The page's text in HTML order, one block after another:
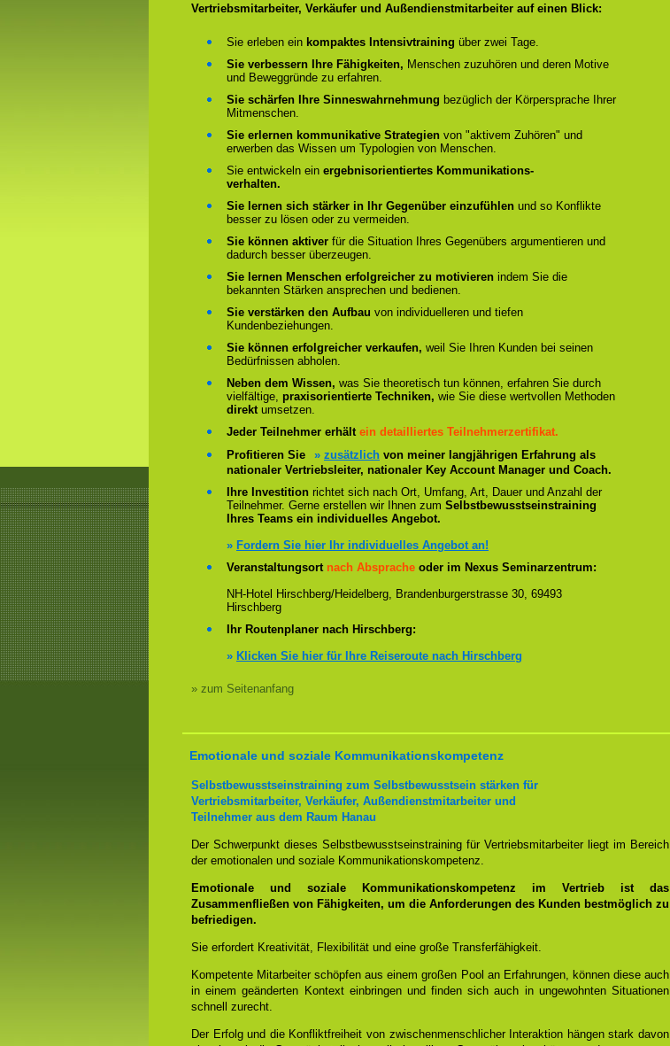
Vertriebsmitarbeiter, Verkäufer und Außendienstmitarbeiter auf einen Blick:
Sie erleben ein kompaktes Intensivtraining über zwei Tage.
Sie verbessern Ihre Fähigkeiten, Menschen zuzuhören und deren Motive
und Beweggründe zu erfahren.
Sie schärfen Ihre Sinneswahrnehmung bezüglich der Körpersprache Ihrer
Mitmenschen.
Sie erlernen kommunikative Strategien von "aktivem Zuhören" und
erwerben das Wissen um Typologien von Menschen.
Sie entwickeln ein ergebnisorientiertes Kommunikations-
verhalten.
Sie lernen sich stärker in Ihr Gegenüber einzufühlen und so Konflikte
besser zu lösen oder zu vermeiden.
Sie können aktiver für die Situation Ihres Gegenübers argumentieren und
dadurch besser überzeugen.
Sie lernen Menschen erfolgreicher zu motivieren indem Sie die
bekannten Stärken ansprechen und bedienen.
Sie verstärken den Aufbau von individuelleren und tiefen
Kundenbeziehungen.
Sie können erfolgreicher verkaufen, weil Sie Ihren Kunden bei seinen
Bedürfnissen abholen.
Neben dem Wissen, was Sie theoretisch tun können, erfahren Sie durch
vielfältige, praxisorientierte Techniken, wie Sie diese wertvollen Methoden
direktumsetzen.
Jeder Teilnehmer erhält ein detailliertes Teilnehmerzertifikat.
Profitieren Sie
» zusätzlich von meiner langjährigen Erfahrung als
nationaler Vertriebsleiter, nationaler Key Account Manager und Coach.
Ihre Investition richtet sich nach Ort, Umfang, Art, Dauer und Anzahl der
Teilnehmer. Gerne erstellen wir Ihnen zum Selbstbewusstseinstraining
Ihres Teams ein individuelles Angebot.
» Fordern Sie hier Ihr individuelles Angebot an!
Veranstaltungsort nach Absprache oder im Nexus Seminarzentrum:
NH-Hotel Hirschberg/Heidelberg, Brandenburgerstrasse 30, 69493
Hirschberg
Ihr Routenplaner nach Hirschberg:
» Klicken Sie hier für Ihre Reiseroute nach Hirschberg
» zum Seitenanfang
Emotionale und soziale Kommunikationskompetenz
Selbstbewusstseinstraining zum Selbstbewusstsein stärken für
Vertriebsmitarbeiter, Verkäufer, Außendienstmitarbeiter und
Teilnehmer aus dem Raum Hanau
Der Schwerpunkt dieses Selbstbewusstseinstraining für Vertriebsmitarbeiter liegt im Bereich
der emotionalen und soziale Kommunikationskompetenz.
Emotionale und soziale Kommunikationskompetenz im Vertrieb ist das
Zusammenfließen von Fähigkeiten, um die Anforderungen des Kunden bestmöglich zu
befriedigen.
Sie erfordert Kreativität, Flexibilität und eine große Transferfähigkeit.
Kompetente Mitarbeiter schöpfen aus einem großen Pool an Erfahrungen, können diese auch
in einem geänderten Kontext einbringen und finden sich auch in ungewohnten Situationen
schnell zurecht.
Der Erfolg und die Konfliktfreiheit von zwischenmenschlicher Interaktion hängen stark davon